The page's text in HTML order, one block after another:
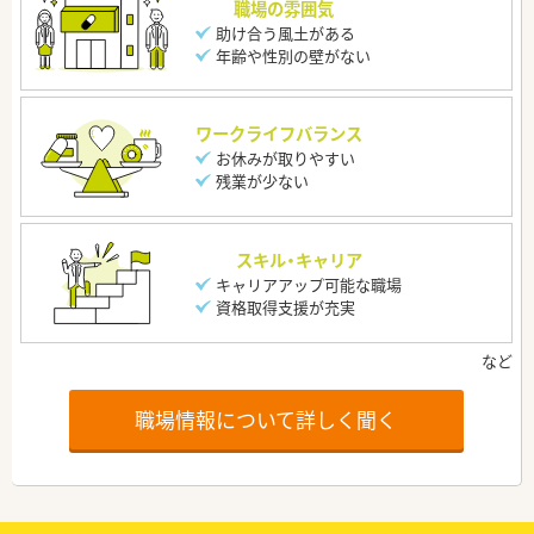
職場の雰囲気
助け合う風土がある
年齢や性別の壁がない
ワークライフバランス
お休みが取りやすい
残業が少ない
スキル・キャリア
キャリアアップ可能な職場
資格取得支援が充実
職場情報について詳しく聞く